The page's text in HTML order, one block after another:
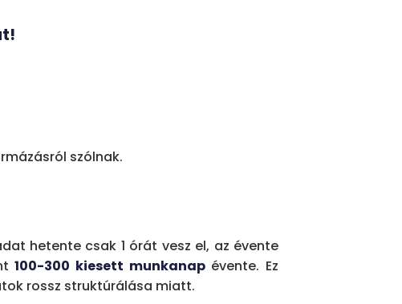
szólnak.
hetente csak 1 órát vesz el, az évente
100-300 kiesett munkanapévente. Ez
rossz struktúrálása miatt.